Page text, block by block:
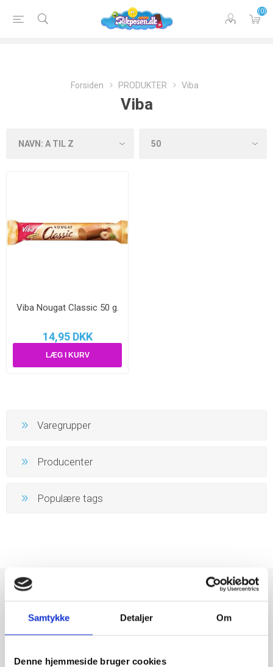
Samtykke Detaljer Om
Denne hjemmeside bruger cookies
(0)
Forsiden PRODUKTER Viba
Viba
Viba Nougat Classic 50 g.
14,95 DKK
Varegrupper
Producenter
Populære tags